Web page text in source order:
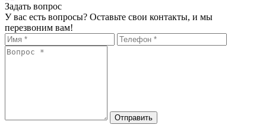
Задать вопрос
У вас есть вопросы? Оставьте свои контакты, и мы
перезвоним вам!
Отправить